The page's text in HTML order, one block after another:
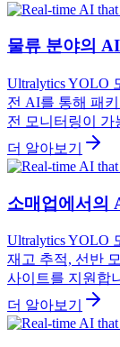
물류 분야의 AI
Ultralytics YOLO
전 AI를 통해 패
전 모니터링이 가
더 알아보기
소매업에서의
Ultralytics YOLO
재고 추적, 선반
사이트를 지원합
더 알아보기